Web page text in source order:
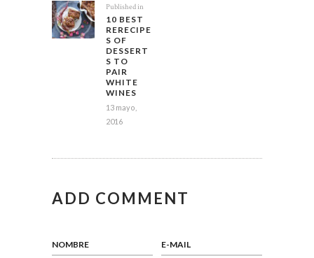
DE
ENTRADAS
Published in
10 BEST
RERECIPE
S OF
DESSERT
S TO
PAIR
WHITE
WINES
13 mayo,
2016
ADD COMMENT
NOMBRE E-MAIL